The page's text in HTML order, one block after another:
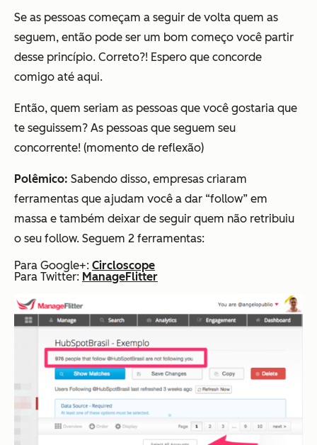
Se as pessoas começam a seguir de volta quem as
seguem, então pode ser um bom começo você partir
desse princípio. Correto?! Espero que concorde
comigo até aqui.
Então, quem seriam as pessoas que você gostaria que
te seguissem? As pessoas que seguem seu
concorrente! (momento de reflexão)
Polêmico: Sabendo disso, empresas criaram
ferramentas que ajudam você a dar “follow” em
massa e também deixar de seguir quem não retribuiu
o seu follow. Seguem 2 ferramentas:
Para Google+: Circloscope
Para Twitter: ManageFlitter